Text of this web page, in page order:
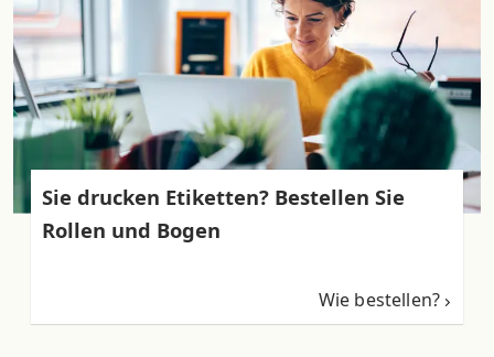
Sie drucken Etiketten? Bestellen Sie
Rollen und Bogen
Wie bestellen?